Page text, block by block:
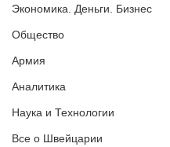
Экономика. Деньги. Бизнес
Общество
Армия
Аналитика
Наука и Технологии
Все о Швейцарии